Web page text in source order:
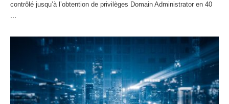
contrôlé jusqu’à l’obtention de privilèges Domain Administrator en 40
...